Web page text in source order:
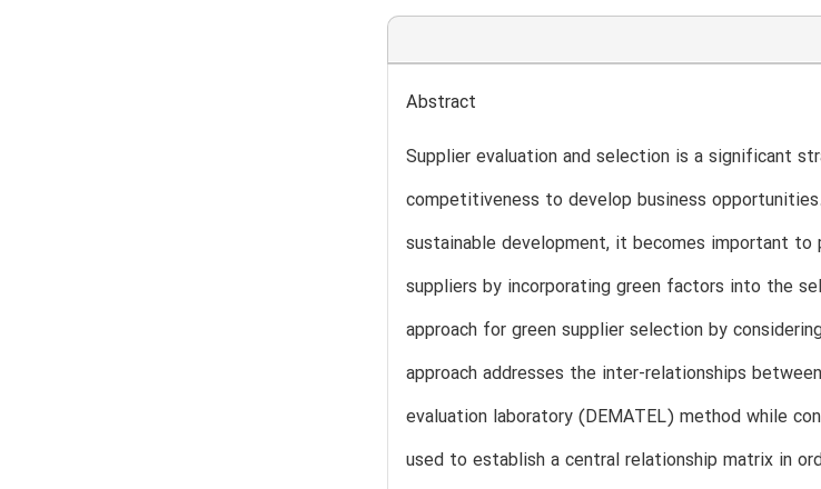
Abstract
Supplier evaluation and selection is a significant
competitiveness to develop business
sustainable development, it becomes important
suppliers by incorporating green factors into the
approach for green supplier selection by
approach addresses the inter-relationships
evaluation laboratory (DEMATEL) method while
used to establish a central relationship matrix in